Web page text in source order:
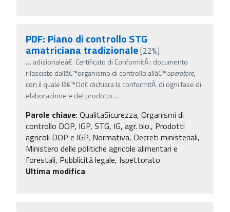
PDF: Piano di controllo STG
amatriciana tradizionale[22%]
… adizionaleâ€. Certificato di ConformitÃ : documento
rilasciato dallâ€™organismo di controllo allâ€™operatore,
con il quale lâ€™OdC dichiara la conformitÃ di ogni fase di
elaborazione e del prodotto …
Parole chiave: QualitaSicurezza, Organismi di
controllo DOP, IGP, STG, IG, agr. bio., Prodotti
agricoli DOP e IGP, Normativa, Decreti ministeriali,
Ministero delle politiche agricole alimentari e
forestali, Pubblicità legale, Ispettorato
Ultima modifica: